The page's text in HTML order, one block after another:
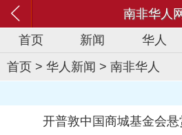
南非华人
首页
新闻 华人
首页 > 华人新闻 > 南非华人
开普敦中国商城基金会